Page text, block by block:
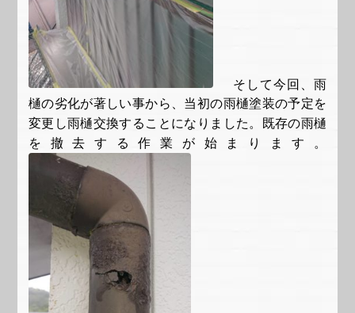
そして今回、雨
樋の劣化が著しい事から、当初の雨樋塗装の予定を
変更し雨樋交換することになりました。既存の雨樋
を撤去する作業が始まります。